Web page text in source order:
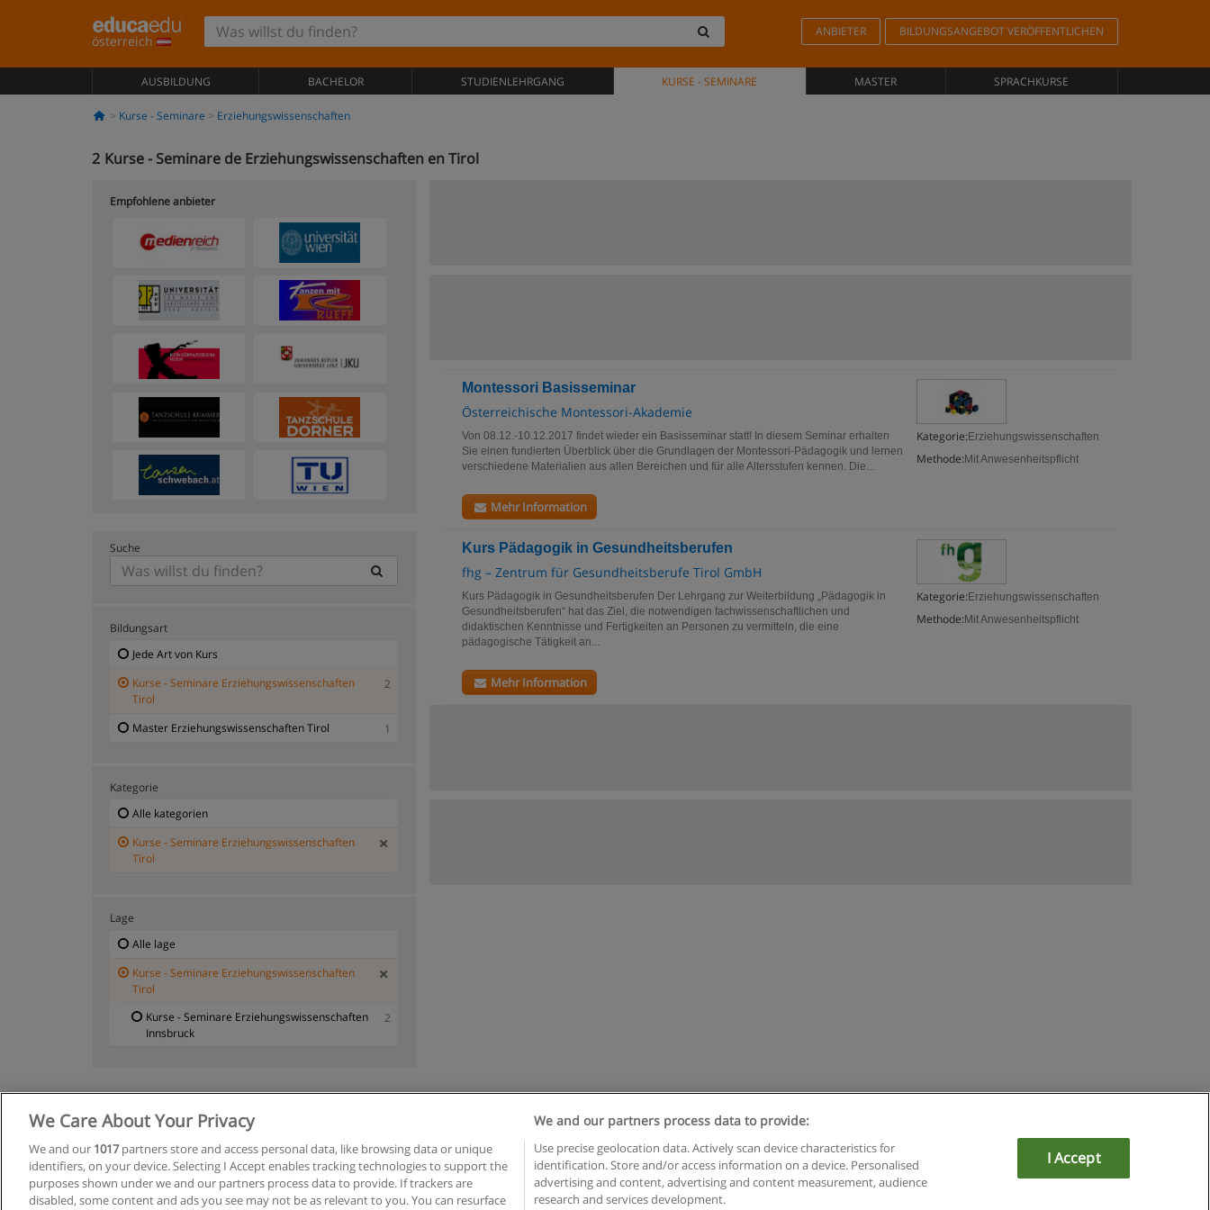
österreich
ANBIETER BILDUNGSANGEBOT VERÖFFENTLICHEN
AUSBILDUNG BACHELOR STUDIENLEHRGANG KURSE - SEMINARE MASTER SPRACHKURSE
Kurse - Seminare Erziehungswissenschaften
2 Kurse - Seminare de Erziehungswissenschaften en Tirol
Montessori Basisseminar
Österreichische Montessori-Akademie
Kategorie: Erziehungswissenschaften
Methode: Mit Anwesenheitspflicht
Von 08.12.-10.12.2017 findet wieder ein Basisseminar statt! In diesem Seminar erhalten
Sie einen fundierten Überblick über die Grundlagen der Montessori-Pädagogik und lernen
verschiedene Materialien aus allen Bereichen und für alle Altersstufen kennen. Die...
Mehr Information
Kurs Pädagogik in Gesundheitsberufen
fhg – Zentrum für Gesundheitsberufe Tirol GmbH
Kategorie: Erziehungswissenschaften
Methode: Mit Anwesenheitspflicht
Kurs Pädagogik in Gesundheitsberufen Der Lehrgang zur Weiterbildung „Pädagogik in
Gesundheitsberufen“ hat das Ziel, die notwendigen fachwissenschaftlichen und
didaktischen Kenntnisse und Fertigkeiten an Personen zu vermitteln, die eine
pädagogische Tätigkeit an...
Mehr Information
Empfohlene anbieter
Suche
Bildungsart
Jede Art von Kurs
Kurse - Seminare Erziehungswissenschaften
Tirol
2
Master Erziehungswissenschaften Tirol 1
Kategorie
Alle kategorien
Kurse - Seminare Erziehungswissenschaften
Tirol
Lage
Alle lage
Kurse - Seminare Erziehungswissenschaften
Tirol
Kurse - Seminare Erziehungswissenschaften
Innsbruck
2
Copyright © Educaedu Business S.L. - CIF : B-95610580: -www.educaedu.at
We Care About Your Privacy
We and our 1017partners store and access personal data, like browsing data or unique
identifiers, on your device. Selecting I Accept enables tracking technologies to support the
purposes shown under we and our partners process data to provide. If trackers are
disabled, some content and ads you see may not be as relevant to you. You can resurface
We and our partners process data to provide:
Use precise geolocation data. Actively scan device characteristics for
identification. Store and/or access information on a device. Personalised
advertising and content, advertising and content measurement, audience
research and services development.
I Accept